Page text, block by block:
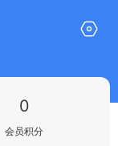
0
会员积分